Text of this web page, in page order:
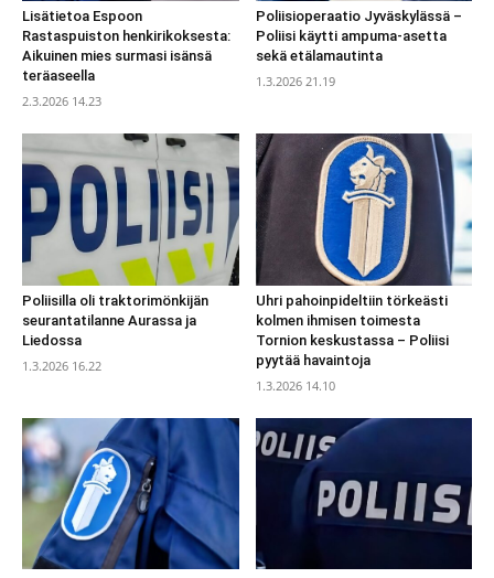
Lisätietoa Espoon
Rastaspuiston henkirikoksesta:
Aikuinen mies surmasi isänsä
teräaseella
2.3.2026 14.23
Poliisioperaatio Jyväskylässä –
Poliisi käytti ampuma-asetta
sekä etälamautinta
1.3.2026 21.19
Poliisilla oli traktorimönkijän
seurantatilanne Aurassa ja
Liedossa
1.3.2026 16.22
Uhri pahoinpideltiin törkeästi
kolmen ihmisen toimesta
Tornion keskustassa – Poliisi
pyytää havaintoja
1.3.2026 14.10